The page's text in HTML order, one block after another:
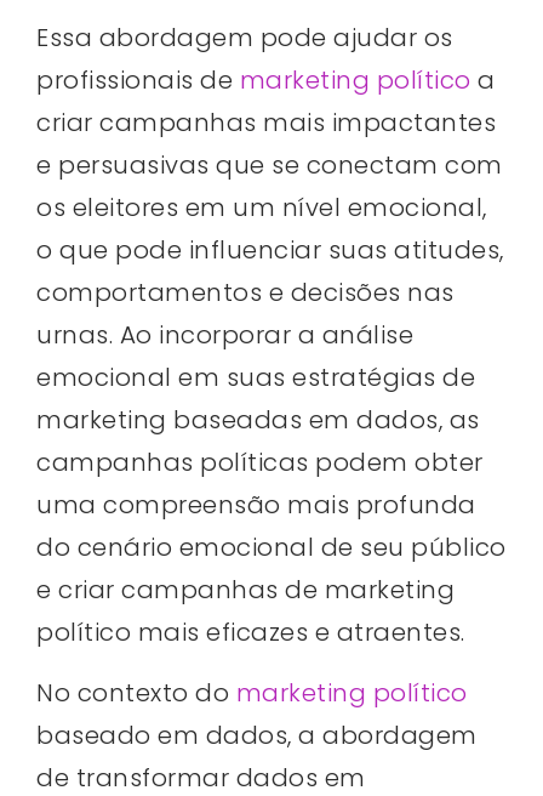
Essa abordagem pode ajudar os
profissionais de marketing político a
criar campanhas mais impactantes
e persuasivas que se conectam com
os eleitores em um nível emocional,
o que pode influenciar suas atitudes,
comportamentos e decisões nas
urnas. Ao incorporar a análise
emocional em suas estratégias de
marketing baseadas em dados, as
campanhas políticas podem obter
uma compreensão mais profunda
do cenário emocional de seu público
e criar campanhas de marketing
político mais eficazes e atraentes.
No contexto do marketing político
baseado em dados, a abordagem
de transformar dados em